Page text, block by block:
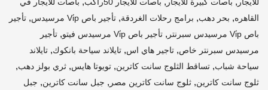
القاهره, بحر دهب, برامج رحلات الغردقة, تأجير باص Vi̇p مرسيدس , تأجير
باص Vi̇p مرسيدس سبرنتر
, تأجير باص Vi̇p مرسيدس فيتو , تأجير
مرسيدس سبرنتر خاص, تاجير هاي اس, تايلاند سياحة بانكوك, تايلاند
سياحة شباب, تساقط الثلوج سانت كاترين, تويوتا هايس, ثري بولز دهب,
ثلوج سانت كاترين, ثلوج سانت كاترين مصر , جبل سانت كاترين, جبل